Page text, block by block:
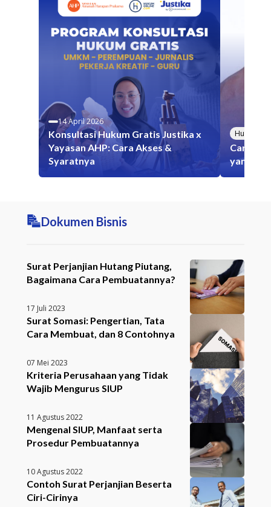
14 April 2026
Konsultasi Hukum Gratis Justika x
Yayasan AHP: Cara Akses &
Syaratnya
Hutang
Cara
yang
Dokumen Bisnis
Surat Perjanjian Hutang Piutang,
Bagaimana Cara Pembuatannya?
17 Juli 2023
Surat Somasi: Pengertian, Tata
Cara Membuat, dan 8 Contohnya
07 Mei 2023
Kriteria Perusahaan yang Tidak
Wajib Mengurus SIUP
11 Agustus 2022
Mengenal SIUP, Manfaat serta
Prosedur Pembuatannya
10 Agustus 2022
Contoh Surat Perjanjian Beserta
Ciri-Cirinya